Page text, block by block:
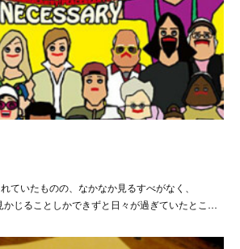
ていたものの、なかなか見るすべがなく、
かじることしかできずと日々が過ぎていたとこ…